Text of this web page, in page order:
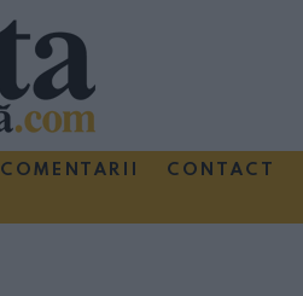
COMENTARII CONTACT